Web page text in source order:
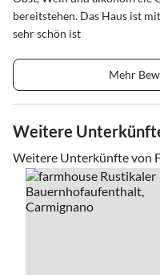
bereitstehen. Das Haus ist
sehr schön ist
Mehr
Weitere
Weitere Unterkünfte von